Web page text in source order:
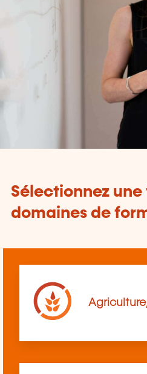
Sélectionnez
domaines de